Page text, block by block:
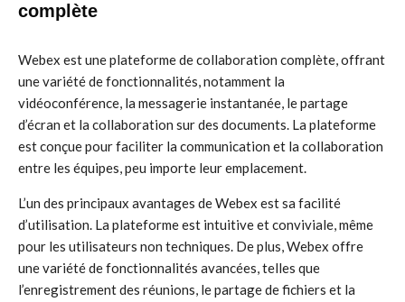
complète
Webex est une plateforme de collaboration complète, offrant
une variété de fonctionnalités, notamment la
vidéoconférence, la messagerie instantanée, le partage
d’écran et la collaboration sur des documents. La plateforme
est conçue pour faciliter la communication et la collaboration
entre les équipes, peu importe leur emplacement.
L’un des principaux avantages de Webex est sa facilité
d’utilisation. La plateforme est intuitive et conviviale, même
pour les utilisateurs non techniques. De plus, Webex offre
une variété de fonctionnalités avancées, telles que
l’enregistrement des réunions, le partage de fichiers et la